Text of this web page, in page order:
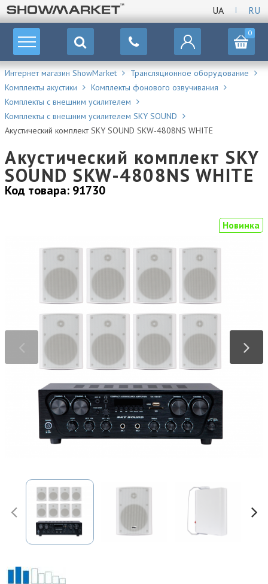
UA RU
0
Интернет магазин ShowMarket
Трансляционное оборудование
Комплекты акустики
Комплекты фонового озвучивания
Комплекты с внешним усилителем
Комплекты с внешним усилителем SKY SOUND
Акустический комплект SKY SOUND SKW-4808NS WHITE
Акустический комплект SKY
SOUND SKW-4808NS WHITE
Код товара: 91730
Новинка